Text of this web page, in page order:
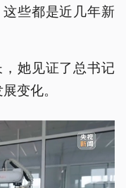
些都是近几年新
她见证了总书记
变化。